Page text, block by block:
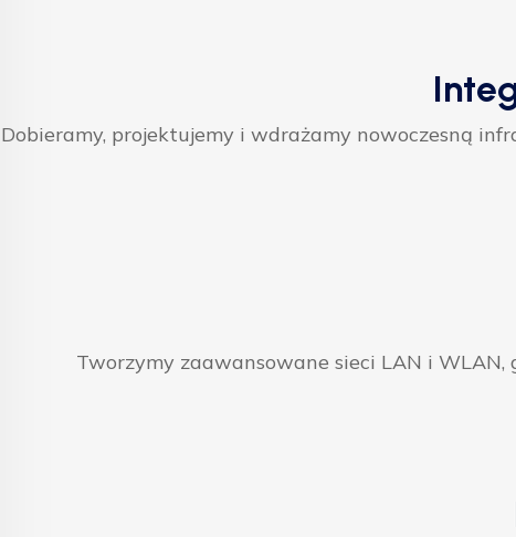
Dobieramy, projektujemy i wdrażamy nowoczesną
Tworzymy zaawansowane sieci LAN i